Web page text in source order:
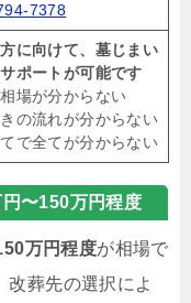
7378
に向けて、墓じまい
ポートが可能です
相場が分からない
きの流れが分からない
てで全てが分からない
〜150万円程度
万円程度が相場で
改葬先の選択によ